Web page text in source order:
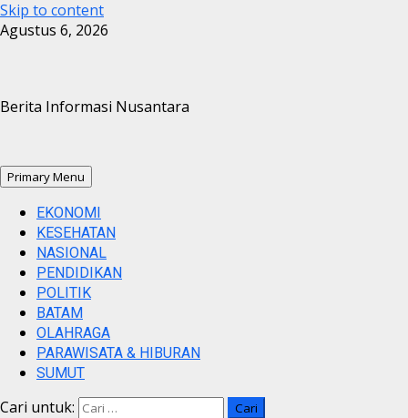
Skip to content
Agustus 6, 2026
Berita Informasi Nusantara
Primary Menu
EKONOMI
KESEHATAN
NASIONAL
PENDIDIKAN
POLITIK
BATAM
OLAHRAGA
PARAWISATA & HIBURAN
SUMUT
Cari untuk: